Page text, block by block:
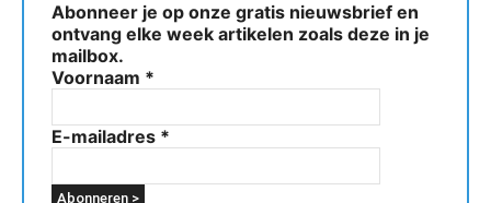
Abonneer je op onze gratis nieuwsbrief en
ontvang elke week artikelen zoals deze in je
mailbox.
Voornaam *
E-mailadres *